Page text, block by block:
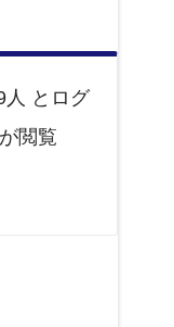
人 とログ
閲覧